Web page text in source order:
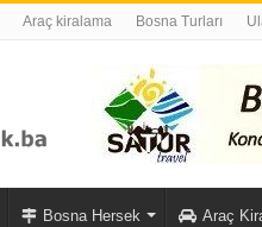
Araç kiralama Bosna Turları
Bosna Hersek Araç